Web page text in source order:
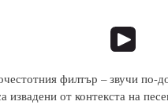
филтър – звучи
от контекста на